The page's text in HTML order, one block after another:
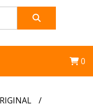
0